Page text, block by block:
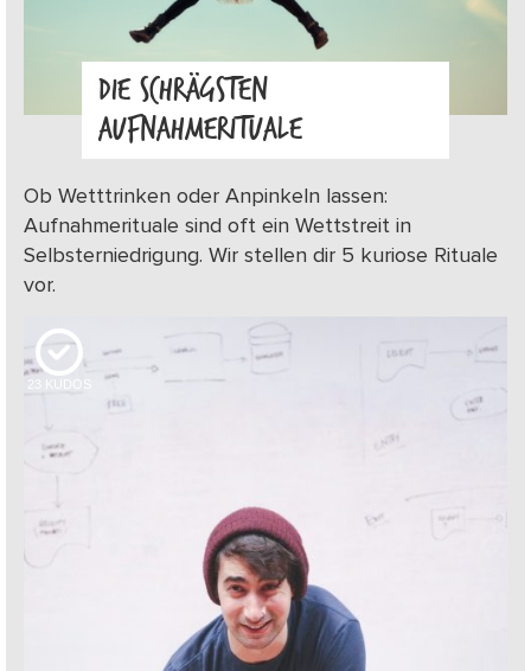
DIE SCHRÄGSTEN
AUFNAHMERITUALE
Ob Wetttrinken oder Anpinkeln lassen:
Aufnahmerituale sind oft ein Wettstreit in
Selbsterniedrigung. Wir stellen dir 5 kuriose Rituale
vor.
23 KUDOS